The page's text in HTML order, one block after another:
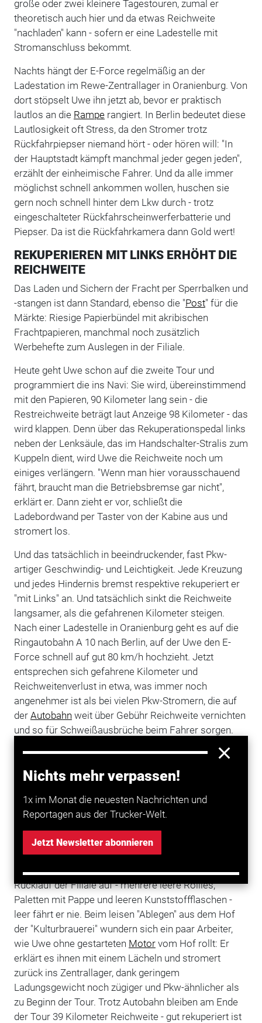
Nichts mehr verpassen!
1x im Monat die neuesten Nachrichten und
Reportagen aus der Trucker-Welt.
Jetzt Newsletter abonnieren
große oder zwei kleinere Tagestouren, zumal er
theoretisch auch hier und da etwas Reichweite
"nachladen" kann - sofern er eine Ladestelle mit
Stromanschluss bekommt.
Nachts hängt der E-Force regelmäßig an der
Ladestation im Rewe-Zentrallager in Oranienburg. Von
dort stöpselt Uwe ihn jetzt ab, bevor er praktisch
lautlos an die Ramperangiert. In Berlin bedeutet diese
Lautlosigkeit oft Stress, da den Stromer trotz
Rückfahrpiepser niemand hört - oder hören will: "In
der Hauptstadt kämpft manchmal jeder gegen jeden",
erzählt der einheimische Fahrer. Und da alle immer
möglichst schnell ankommen wollen, huschen sie
gern noch schnell hinter dem Lkw durch - trotz
eingeschalteter Rückfahrscheinwerferbatterie und
Piepser. Da ist die Rückfahrkamera dann Gold wert!
REKUPERIEREN MIT LINKS ERHÖHT DIE
REICHWEITE
Das Laden und Sichern der Fracht per Sperrbalken und
-stangen ist dann Standard, ebenso die "Post" für die
Märkte: Riesige Papierbündel mit akribischen
Frachtpapieren, manchmal noch zusätzlich
Werbehefte zum Auslegen in der Filiale.
Heute geht Uwe schon auf die zweite Tour und
programmiert die ins Navi: Sie wird, übereinstimmend
mit den Papieren, 90 Kilometer lang sein - die
Restreichweite beträgt laut Anzeige 98 Kilometer - das
wird klappen. Denn über das Rekuperationspedal links
neben der Lenksäule, das im Handschalter-Stralis zum
Kuppeln dient, wird Uwe die Reichweite noch um
einiges verlängern. "Wenn man hier vorausschauend
fährt, braucht man die Betriebsbremse gar nicht",
erklärt er. Dann zieht er vor, schließt die
Ladebordwand per Taster von der Kabine aus und
stromert los.
Und das tatsächlich in beeindruckender, fast Pkw-
artiger Geschwindig- und Leichtigkeit. Jede Kreuzung
und jedes Hindernis bremst respektive rekuperiert er
"mit Links" an. Und tatsächlich sinkt die Reichweite
langsamer, als die gefahrenen Kilometer steigen.
Nach einer Ladestelle in Oranienburg geht es auf die
Ringautobahn A 10 nach Berlin, auf der Uwe den E-
Force schnell auf gut 80 km/h hochzieht. Jetzt
entsprechen sich gefahrene Kilometer und
Reichweitenverlust in etwa, was immer noch
angenehmer ist als bei vielen Pkw-Stromern, die auf
der Autobahn weit über Gebühr Reichweite vernichten
und so für Schweißausbrüche beim Fahrer sorgen.
In Berlin rekuperiert Uwe wieder fleißig und hält die
Restreichweite so lange konstant. Nach der nächsten
Ladestelle im Stadtteil Weißensee geht es zur
ehemaligen Schultheiss-Brauerei (einst die größte
Deutschlands) am Prenzlauer Berg, wo der Flüster-
Eine Mutter mit Kinderwagen wundert sich, warum der
Laster so leise ist und ein Rentner reckt den Daumen
nach oben. Uwe lädt seine letzte Partie ab und den
Rücklauf der Filiale auf - mehrere leere Rollies,
Paletten mit Pappe und leeren Kunststoffflaschen -
leer fährt er nie. Beim leisen "Ablegen" aus dem Hof
der "Kulturbrauerei" wundern sich ein paar Arbeiter,
wie Uwe ohne gestarteten Motorvom Hof rollt: Er
erklärt es ihnen mit einem Lächeln und stromert
zurück ins Zentrallager, dank geringem
Ladungsgewicht noch zügiger und Pkw-ähnlicher als
zu Beginn der Tour. Trotz Autobahn bleiben am Ende
der Tour 39 Kilometer Reichweite - gut rekuperiert ist